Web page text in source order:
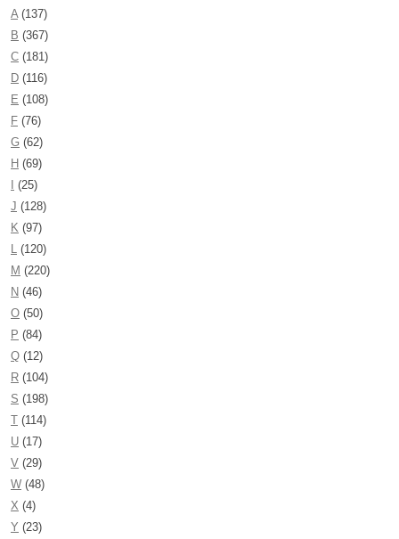
A(137)
B (367)
C (181)
D (116)
E (108)
F (76)
G (62)
H (69)
(25)
J (128)
K (97)
L (120)
M (220)
N (46)
O (50)
P (84)
Q (12)
R (104)
S (198)
T (114)
U (17)
V (29)
W (48)
X (4)
Y (23)